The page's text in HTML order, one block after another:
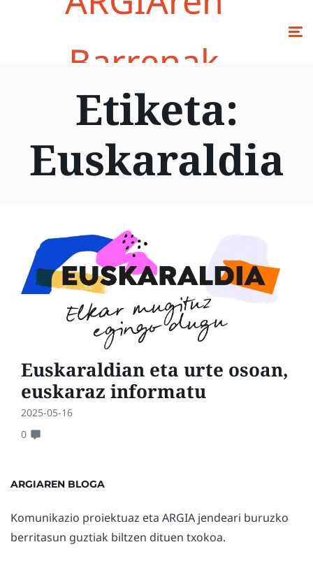
Barrenak
Etiketa:
Euskaraldia
Euskaraldian eta urte osoan,
euskaraz informatu
2025-05-16
0
ARGIAREN BLOGA
Komunikazio proiektuaz eta ARGIA jendeari buruzko
berritasun guztiak biltzen dituen txokoa.